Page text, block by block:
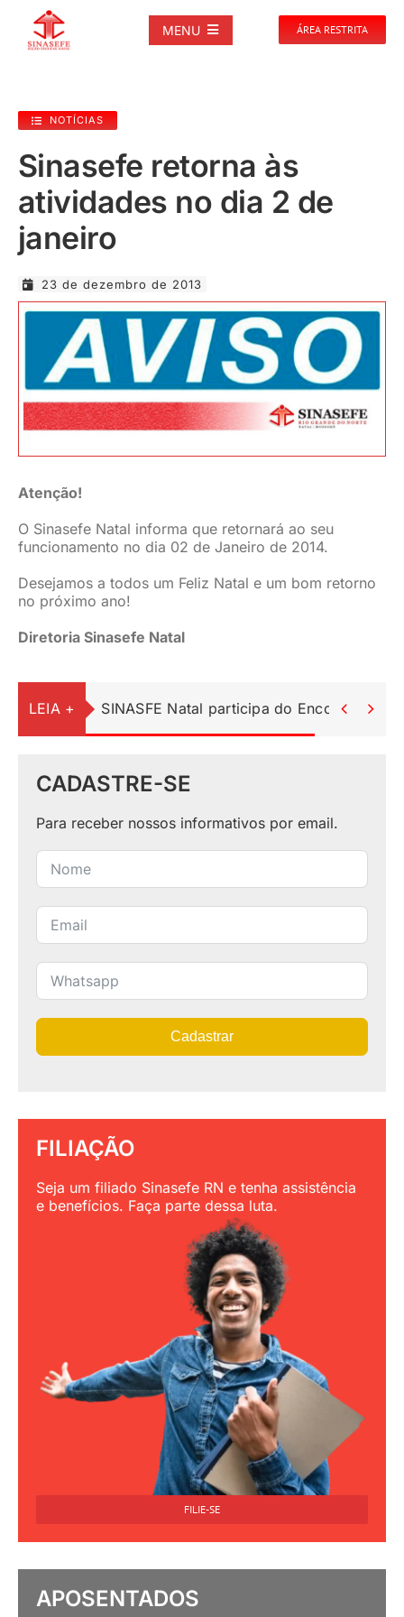
MENU
NOTÍCIAS
PUBLICAÇÕES
DOCUMENTOS
GALERIAS
EVENTOS
JURÍDICO
CLUBE
CONTATO
ÁREA RESTRITA
NOTÍCIAS
Sinasefe retorna às
atividades no dia 2 de
janeiro
23 de dezembro de 2013
Atenção!
O Sinasefe Natal informa que retornará ao seu
funcionamento no dia 02 de Janeiro de 2014.
Desejamos a todos um Feliz Natal e um bom retorno
no próximo ano!
Diretoria Sinasefe Natal
LEIA + SINASFE Natal participa do Encontro
 
CADASTRE-SE
Para receber nossos informativos por email.
Cadastrar
FILIAÇÃO
Seja um filiado Sinasefe RN e tenha assistência
e benefícios. Faça parte dessa luta.
FILIE-SE
APOSENTADOS